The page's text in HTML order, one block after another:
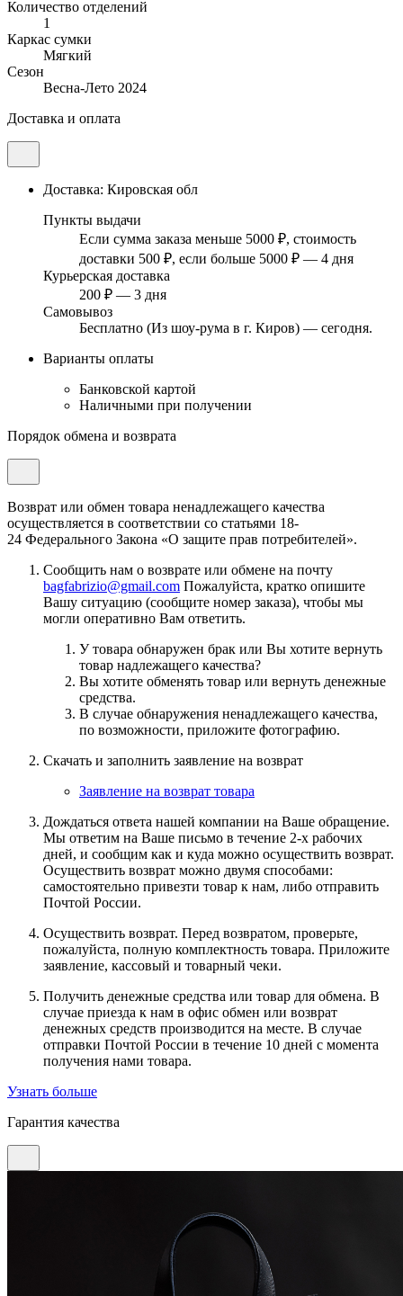
Количество отделений
1
Каркас сумки
Мягкий
Сезон
Весна-Лето 2024
Доставка и оплата
Доставка: Кировская обл
Пункты выдачи
Если сумма заказа меньше 5000 ₽, стоимость
доставки 500 ₽, если больше 5000 ₽ — 4 дня
Курьерская доставка
200 ₽ — 3 дня
Самовывоз
Бесплатно (Из шоу-рума в г. Киров) — сегодня.
Варианты оплаты
Банковской картой
Наличными при получении
Порядок обмена и возврата
Возврат или обмен товара ненадлежащего качества
осуществляется в соответствии со статьями 18-
24 Федерального Закона «О защите прав потребителей».
Сообщить нам о возврате или обмене на почту
bagfabrizio@gmail.com Пожалуйста, кратко опишите
Вашу ситуацию (сообщите номер заказа), чтобы мы
могли оперативно Вам ответить.
У товара обнаружен брак или Вы хотите вернуть
товар надлежащего качества?
Вы хотите обменять товар или вернуть денежные
средства.
В случае обнаружения ненадлежащего качества,
по возможности, приложите фотографию.
Скачать и заполнить заявление на возврат
Заявление на возврат товара
Дождаться ответа нашей компании на Ваше обращение.
Мы ответим на Ваше письмо в течение 2-х рабочих
дней, и сообщим как и куда можно осуществить возврат.
Осуществить возврат можно двумя способами:
самостоятельно привезти товар к нам, либо отправить
Почтой России.
Осуществить возврат. Перед возвратом, проверьте,
пожалуйста, полную комплектность товара. Приложите
заявление, кассовый и товарный чеки.
Получить денежные средства или товар для обмена. В
случае приезда к нам в офис обмен или возврат
денежных средств производится на месте. В случае
отправки Почтой России в течение 10 дней с момента
получения нами товара.
Узнать больше
Гарантия качества